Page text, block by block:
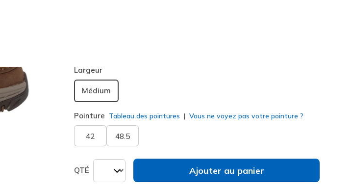
Largeur
Médium
Pointure Tableau des pointures Vous ne voyez pas votre pointure ?
42 48.5
QTÉ Ajouter au panier